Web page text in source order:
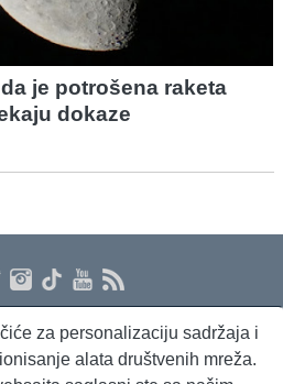
je potrošena raketa
dokaze
Politika privatnosti Kontakt RSS
za personalizaciju sadržaja i
alata društvenih mreža.